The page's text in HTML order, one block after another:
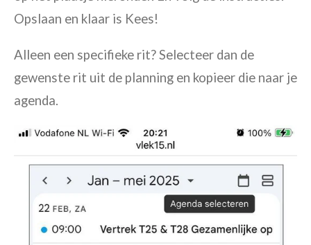
Opslaan en klaar is Kees!
Alleen een specifieke rit? Selecteer dan de
gewenste rit uit de planning en kopieer die naar je
agenda.